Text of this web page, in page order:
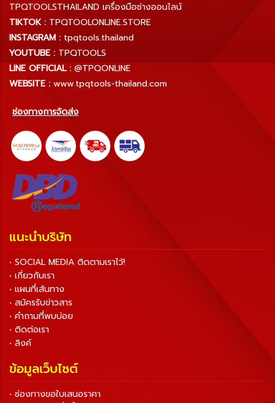
TPQTOOLSTHAILAND เครื่องมือช่างออนไลน์
TIKTOK : TPQTOOLONLINE.STORE
INSTAGRAM : tpqtools.thailand
YOUTUBE : TPQTOOLS
LINE OFFICIAL : @TPQONLINE
WEBSITE : www.tpqtools-thailand.com
ช่องทางการจัดส่ง
แนะนำบริษัท
• SOCIAL MEDIA ติดตามเราไว้!
• เกี่ยวกับเรา
• แผนที่เส้นทาง
• สมัครรับข่าวสาร
• คำถามที่พบบ่อย
• ติดต่อเรา
• ลิงค์
ข้อมูลเว็บไซต์
• ช่องทางขอใบเสนอราคา